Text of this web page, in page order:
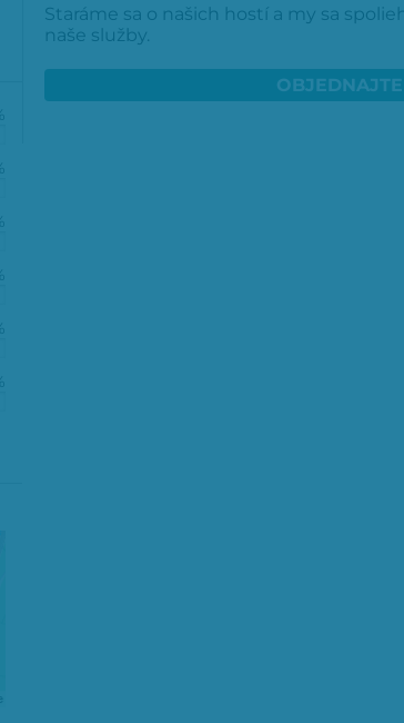
Staráme sa o našich hostí a my sa
naše služby.